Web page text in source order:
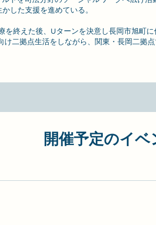
した支援を進めている。
を終えた後、Uターンを決意し長岡市旭町に
二拠点生活をしながら、関東・長岡二拠
開催予定のイベ